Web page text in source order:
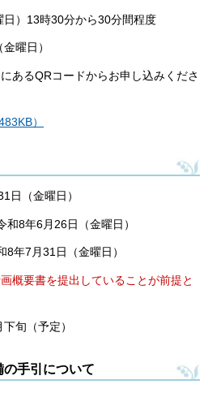
）13時30分から30分間程度
曜日）
あるQRコードからお申し込みくださ
）
（金曜日）
8年6月26日（金曜日）
年7月31日（金曜日）
概要書を提出していることが前提と
旬（予定）
手引について